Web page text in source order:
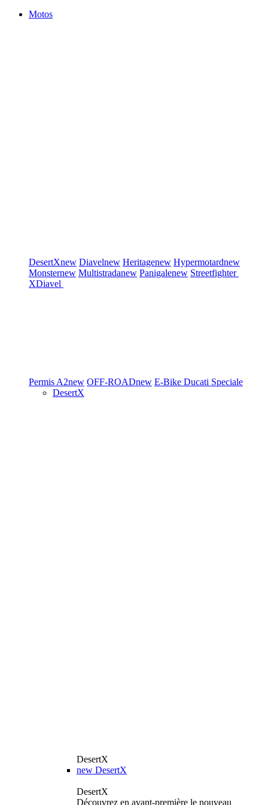
Motos
DesertXnew Diavelnew Heritagenew Hypermotardnew
Monsternew Multistradanew Panigalenew Streetfighter
XDiavel
Permis A2new OFF-ROADnew E-Bike Ducati Speciale
DesertX
DesertX
new DesertX
DesertX
Découvrez en avant-première le nouveau